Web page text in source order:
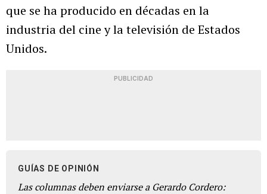
que se ha producido en décadas en la
industria del cine y la televisión de Estados
Unidos.
PUBLICIDAD
GUÍAS DE OPINIÓN
Las columnas deben enviarse a Gerardo Cordero: